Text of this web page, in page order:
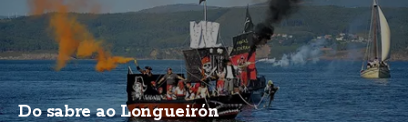
Do sabre ao Longueirón